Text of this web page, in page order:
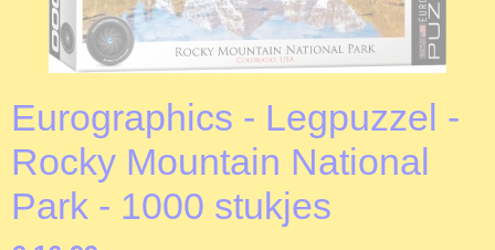
Eurographics - Legpuzzel -
Rocky Mountain National
Park - 1000 stukjes